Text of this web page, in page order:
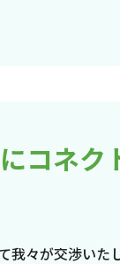
コネク
我々が交渉いた